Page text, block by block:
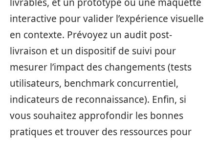
livrables, et un prototype ou une maquette
interactive pour valider l’expérience visuelle
en contexte. Prévoyez un audit post-
livraison et un dispositif de suivi pour
mesurer l’impact des changements (tests
utilisateurs, benchmark concurrentiel,
indicateurs de reconnaissance). Enfin, si
vous souhaitez approfondir les bonnes
pratiques et trouver des ressources pour